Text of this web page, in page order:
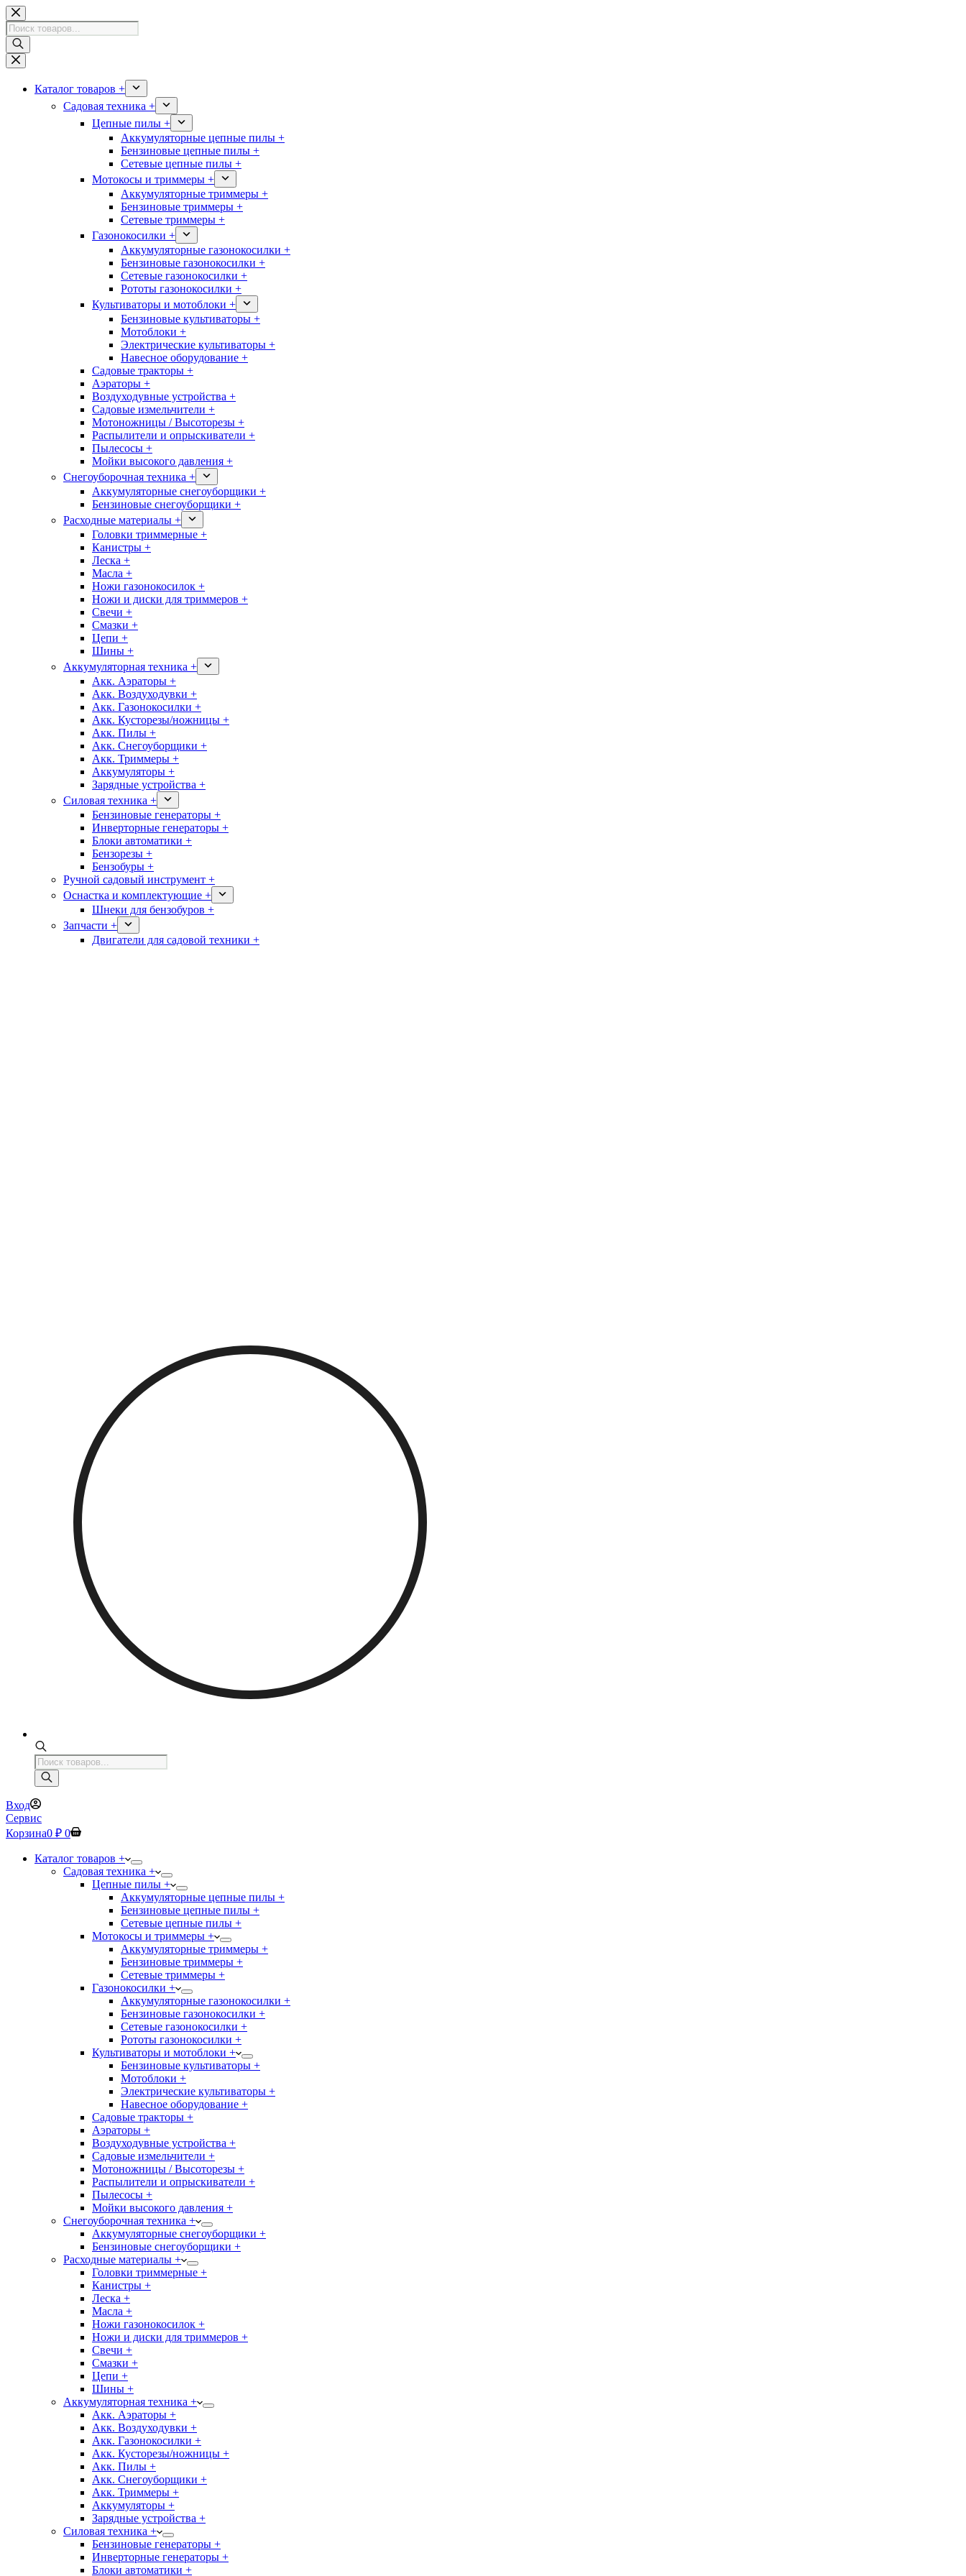
Перейти
к
сути
Поиск
товаров
Каталог товаров +
Садовая техника +
Цепные пилы +
Аккумуляторные цепные пилы +
Бензиновые цепные пилы +
Сетевые цепные пилы +
Мотокосы и триммеры +
Аккумуляторные триммеры +
Бензиновые триммеры +
Сетевые триммеры +
Газонокосилки +
Аккумуляторные газонокосилки +
Бензиновые газонокосилки +
Сетевые газонокосилки +
Рототы газонокосилки +
Культиваторы и мотоблоки +
Бензиновые культиваторы +
Мотоблоки +
Электрические культиваторы +
Навесное оборудование +
Садовые тракторы +
Аэраторы +
Воздуходувные устройства +
Садовые измельчители +
Мотоножницы / Высоторезы +
Распылители и опрыскиватели +
Пылесосы +
Мойки высокого давления +
Снегоуборочная техника +
Аккумуляторные снегоуборщики +
Бензиновые снегоуборщики +
Расходные материалы +
Головки триммерные +
Канистры +
Леска +
Масла +
Ножи газонокосилок +
Ножи и диски для триммеров +
Свечи +
Смазки +
Цепи +
Шины +
Аккумуляторная техника +
Акк. Аэраторы +
Акк. Воздуходувки +
Акк. Газонокосилки +
Акк. Кусторезы/ножницы +
Акк. Пилы +
Акк. Снегоуборщики +
Акк. Триммеры +
Аккумуляторы +
Зарядные устройства +
Силовая техника +
Бензиновые генераторы +
Инверторные генераторы +
Блоки автоматики +
Бензорезы +
Бензобуры +
Ручной садовый инструмент +
Оснастка и комплектующие +
Шнеки для бензобуров +
Запчасти +
Двигатели для садовой техники +
Поиск
товаров
Вход
Сервис
Корзина0 ₽ 0
Каталог товаров +
Садовая техника +
Цепные пилы +
Аккумуляторные цепные пилы +
Бензиновые цепные пилы +
Сетевые цепные пилы +
Мотокосы и триммеры +
Аккумуляторные триммеры +
Бензиновые триммеры +
Сетевые триммеры +
Газонокосилки +
Аккумуляторные газонокосилки +
Бензиновые газонокосилки +
Сетевые газонокосилки +
Рототы газонокосилки +
Культиваторы и мотоблоки +
Бензиновые культиваторы +
Мотоблоки +
Электрические культиваторы +
Навесное оборудование +
Садовые тракторы +
Аэраторы +
Воздуходувные устройства +
Садовые измельчители +
Мотоножницы / Высоторезы +
Распылители и опрыскиватели +
Пылесосы +
Мойки высокого давления +
Снегоуборочная техника +
Аккумуляторные снегоуборщики +
Бензиновые снегоуборщики +
Расходные материалы +
Головки триммерные +
Канистры +
Леска +
Масла +
Ножи газонокосилок +
Ножи и диски для триммеров +
Свечи +
Смазки +
Цепи +
Шины +
Аккумуляторная техника +
Акк. Аэраторы +
Акк. Воздуходувки +
Акк. Газонокосилки +
Акк. Кусторезы/ножницы +
Акк. Пилы +
Акк. Снегоуборщики +
Акк. Триммеры +
Аккумуляторы +
Зарядные устройства +
Силовая техника +
Бензиновые генераторы +
Инверторные генераторы +
Блоки автоматики +